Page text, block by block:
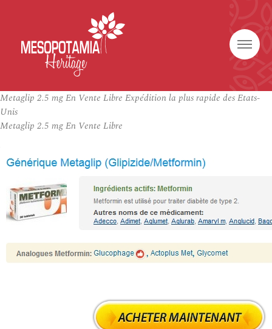
Metaglip 2.5 mg En Vente Libre Expédition la plus rapide des Etats-
Unis
Metaglip 2.5 mg En Vente Libre